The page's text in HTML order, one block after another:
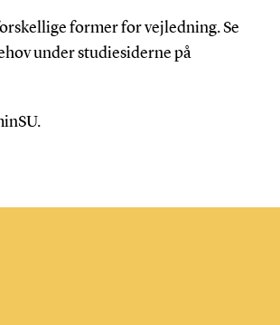
former for vejledning. Se
under studiesiderne på